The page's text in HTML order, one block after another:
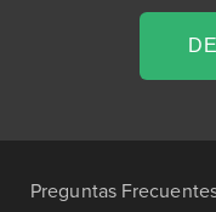
Preguntas